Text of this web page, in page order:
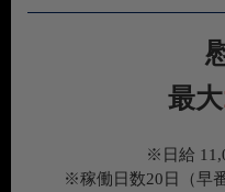
最大
※日給
※稼働日数20日（早